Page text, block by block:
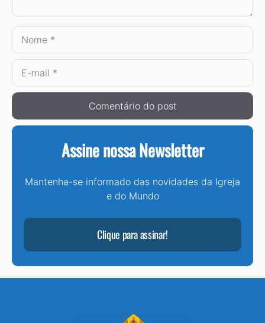
Nome
E-
mail
Assine nossa Newsletter
Mantenha-se informado das novidades da Igreja
e do Mundo
Clique para assinar!